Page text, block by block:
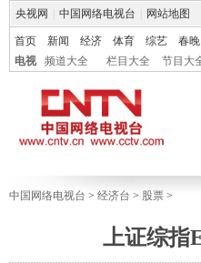
央视网 中国网络电视台 网站地图
首页 新闻 经济 体育 综艺 春晚
电视
频道大全 栏目大全 节目大
中国网络电视台 > 经济台 > 股票 >
上证综指